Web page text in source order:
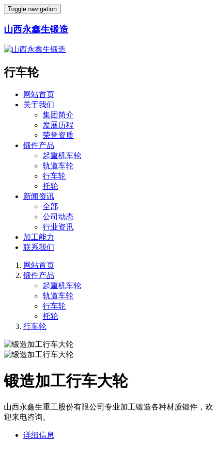
Toggle navigation
山西永鑫生锻造
行车轮
网站首页
关于我们
集团简介
发展历程
荣誉资质
锻件产品
起重机车轮
轨道车轮
行车轮
托轮
新闻资讯
全部
公司动态
行业资讯
加工能力
联系我们
网站首页
锻件产品
起重机车轮
轨道车轮
行车轮
托轮
行车轮
锻造加工行车大轮
山西永鑫生重工股份有限公司专业加工锻造各种材质锻件，欢
迎来电咨询。
详细信息